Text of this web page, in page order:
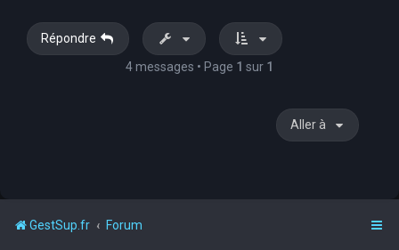
Répondre
4 messages • Page 1 sur 1
Aller à
GestSup.fr Forum